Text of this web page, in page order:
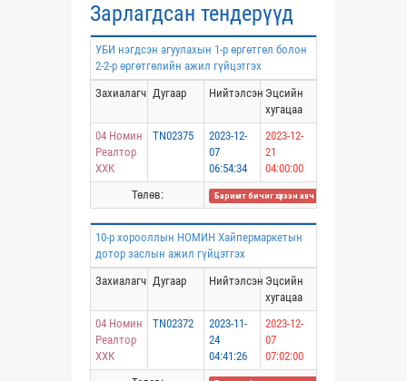
Зарлагдсан тендерүүд
УБИ нэгдсэн агуулахын 1-р өргөтгөл болон
2-2-р өргөтгөлийн ажил гүйцэтгэх
Захиалагч Дугаар Нийтэлсэн Эцсийн
хугацаа
04 Номин
Реалтор
ХХК
TN02375
2023-12-
07
06:54:34
2023-12-
21
04:00:00
Төлөв:
Баримт бичиг хүлээн авч дууссан
10-р хорооллын НОМИН Хайпермаркетын
дотор заслын ажил гүйцэтгэх
Захиалагч Дугаар Нийтэлсэн Эцсийн
хугацаа
04 Номин
Реалтор
ХХК
TN02372
2023-11-
24
04:41:26
2023-12-
07
07:02:00